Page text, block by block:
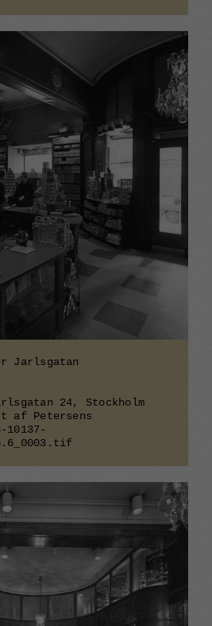
Jarlsgatan
24, Stockholm
af Petersens
10137-
Nödvändiga
cookies går
inte att välja
bort. De
över huvud
taget ska
Statistik
För att vi ska